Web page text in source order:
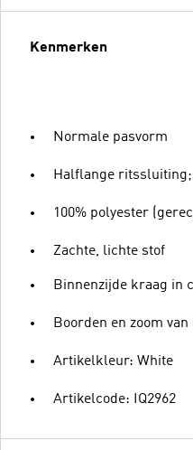
Kenmerken
Normale pasvorm
Halflange ritssluiting;
100% polyester
Zachte, lichte stof
Binnenzijde kraag in
Boorden en zoom
Artikelkleur: White
Artikelcode: IQ2962